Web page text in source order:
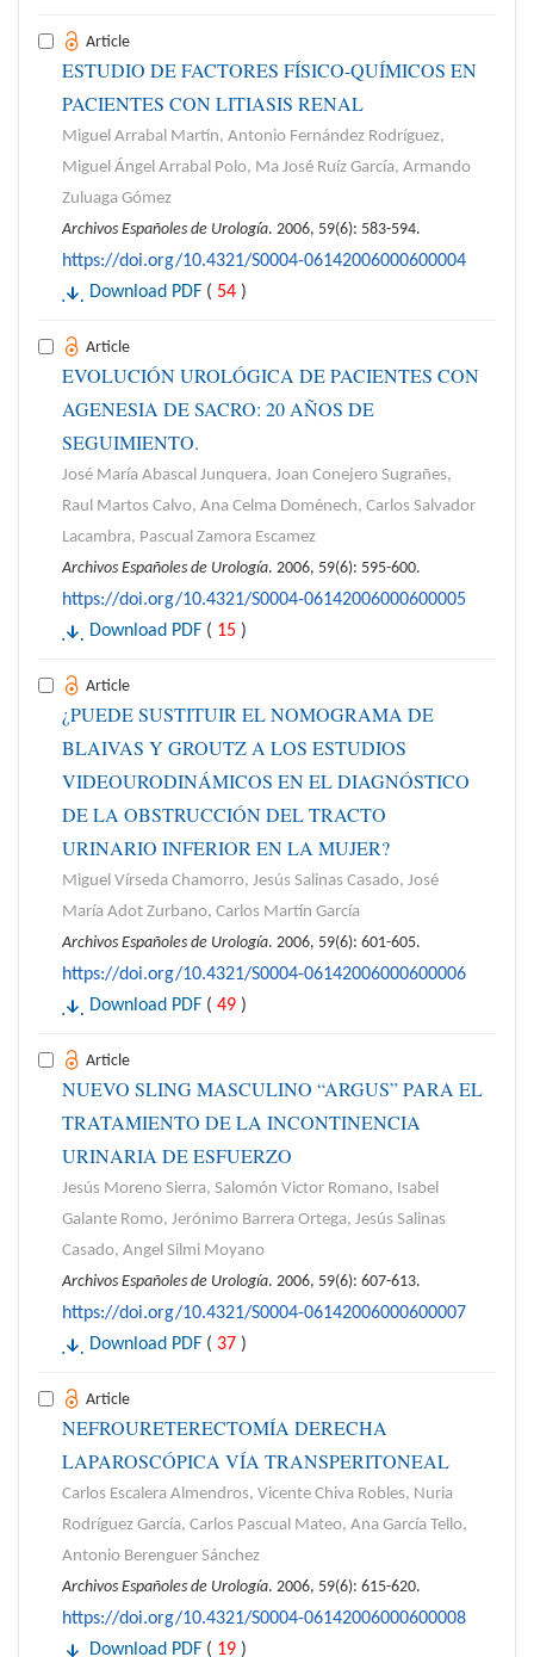
Article
ESTUDIO DE FACTORES FÍSICO-QUÍMICOS EN
PACIENTES CON LITIASIS RENAL
Miguel Arrabal Martín, Antonio Fernández Rodríguez,
Miguel Ángel Arrabal Polo, Ma José Ruíz García, Armando
Zuluaga Gómez
Archivos Españoles de Urología. 2006, 59(6): 583-594.
https://doi.org/10.4321/S0004-06142006000600004
Download PDF ( 54 )
Article
EVOLUCIÓN UROLÓGICA DE PACIENTES CON
AGENESIA DE SACRO: 20 AÑOS DE
SEGUIMIENTO.
José María Abascal Junquera, Joan Conejero Sugrañes,
Raul Martos Calvo, Ana Celma Doménech, Carlos Salvador
Lacambra, Pascual Zamora Escamez
Archivos Españoles de Urología. 2006, 59(6): 595-600.
https://doi.org/10.4321/S0004-06142006000600005
Download PDF ( 15 )
Article
¿PUEDE SUSTITUIR EL NOMOGRAMA DE
BLAIVAS Y GROUTZ A LOS ESTUDIOS
VIDEOURODINÁMICOS EN EL DIAGNÓSTICO
DE LA OBSTRUCCIÓN DEL TRACTO
URINARIO INFERIOR EN LA MUJER?
Miguel Vírseda Chamorro, Jesús Salinas Casado, José
María Adot Zurbano, Carlos Martín García
Archivos Españoles de Urología. 2006, 59(6): 601-605.
https://doi.org/10.4321/S0004-06142006000600006
Download PDF ( 49 )
Article
NUEVO SLING MASCULINO “ARGUS” PARA EL
TRATAMIENTO DE LA INCONTINENCIA
URINARIA DE ESFUERZO
Jesús Moreno Sierra, Salomón Victor Romano, Isabel
Galante Romo, Jerónimo Barrera Ortega, Jesús Salinas
Casado, Angel Silmi Moyano
Archivos Españoles de Urología. 2006, 59(6): 607-613.
https://doi.org/10.4321/S0004-06142006000600007
Download PDF ( 37 )
Article
NEFROURETERECTOMÍA DERECHA
LAPAROSCÓPICA VÍA TRANSPERITONEAL
Carlos Escalera Almendros, Vicente Chiva Robles, Nuria
Rodríguez García, Carlos Pascual Mateo, Ana García Tello,
Antonio Berenguer Sánchez
Archivos Españoles de Urología. 2006, 59(6): 615-620.
https://doi.org/10.4321/S0004-06142006000600008
Download PDF ( 19 )